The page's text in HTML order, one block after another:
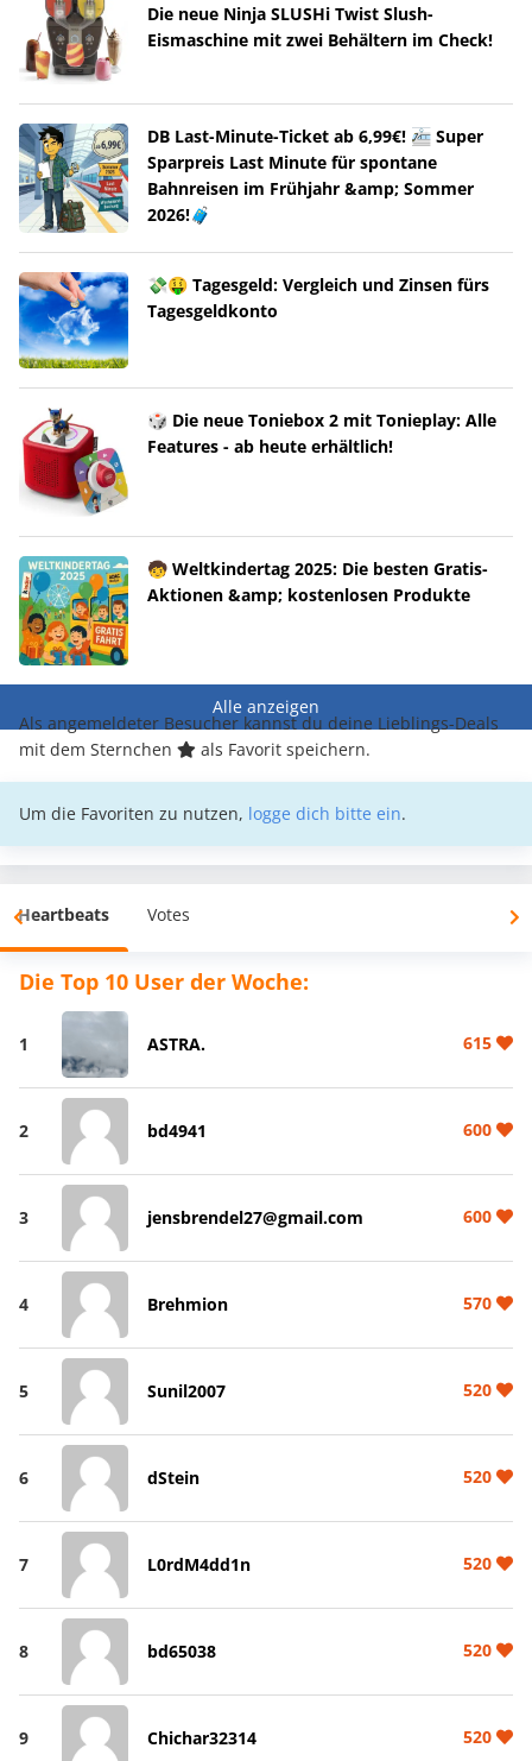
Die neue Ninja SLUSHi Twist Slush-
Eismaschine mit zwei Behältern im Check!
DB Last-Minute-Ticket ab 6,99€! 🚈 Super
Sparpreis Last Minute für spontane
Bahnreisen im Frühjahr &amp; Sommer
2026!🧳
💸🤑 Tagesgeld: Vergleich und Zinsen fürs
Tagesgeldkonto
🎲 Die neue Toniebox 2 mit Tonieplay: Alle
Features - ab heute erhältlich!
🧒 Weltkindertag 2025: Die besten Gratis-
Aktionen &amp; kostenlosen Produkte
Alle anzeigen
Als angemeldeter Besucher kannst du deine Lieblings-Deals
mit dem Sternchen
als Favorit speichern.
Um die Favoriten zu nutzen, logge dich bitte ein.
Heartbeats Votes
Die Top 10 User der Woche:
1 ASTRA. 615
2 bd4941 600
3 jensbrendel27@gmail.com 600
4 Brehmion 570
5 Sunil2007 520
6 dStein 520
7 L0rdM4dd1n 520
8 bd65038 520
9 Chichar32314 520